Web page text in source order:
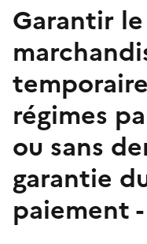
Garantir
régimes
ou sans
garantie
paiement